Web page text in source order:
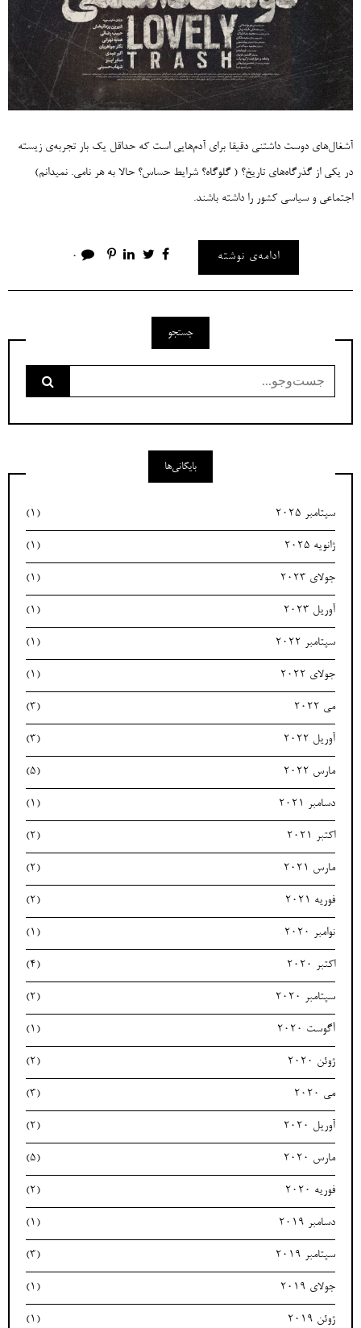
آشغال‌های دوست داشتنی دقیقا برای آدم‌هایی است که حداقل یک بار تجربه‌ی زیسته
در یکی از گذرگاه‌های تاریخ؟ ( گلوگاه؟ شرایط حساس؟ حالا به هر نامی. نمیدانم)
اجتماعی و سیاسی کشور را داشته باشند.
ادامه‌ی نوشته 0
جستجو
برای:
بایگانی‌ها
سپتامبر 2025 (1)
ژانویه 2025 (1)
جولای 2023 (1)
آوریل 2023 (1)
سپتامبر 2022 (1)
جولای 2022 (1)
می 2022 (3)
آوریل 2022 (3)
مارس 2022 (5)
دسامبر 2021 (1)
اکتبر 2021 (2)
مارس 2021 (2)
فوریه 2021 (2)
نوامبر 2020 (1)
اکتبر 2020 (4)
سپتامبر 2020 (2)
آگوست 2020 (1)
ژوئن 2020 (2)
می 2020 (3)
آوریل 2020 (2)
مارس 2020 (5)
فوریه 2020 (2)
دسامبر 2019 (1)
سپتامبر 2019 (3)
جولای 2019 (1)
ژوئن 2019 (1)